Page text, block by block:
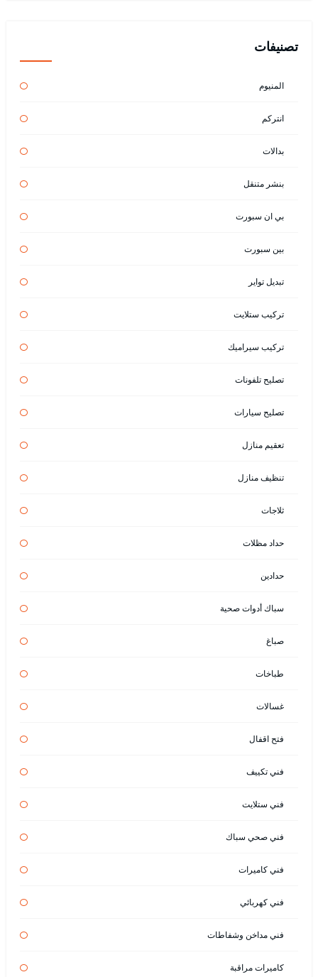
تصنيفات
المنيوم
انتركم
بدالات
بنشر متنقل
بي ان سبورت
بين سبورت
تبديل تواير
تركيب ستلايت
تركيب سيراميك
تصليح تلفونات
تصليح سيارات
تعقيم منازل
تنظيف منازل
ثلاجات
حداد مظلات
حدادين
سباك أدوات صحية
صباغ
طباخات
غسالات
فتح اقفال
فني تكييف
فني ستلايت
فني صحي سباك
فني كاميرات
فني كهربائي
فني مداخن وشفاطات
كاميرات مراقبة